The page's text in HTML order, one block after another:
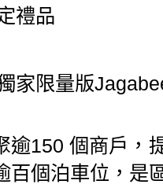
禮品
家限量版
逾150個商戶，
百個泊車位， 是